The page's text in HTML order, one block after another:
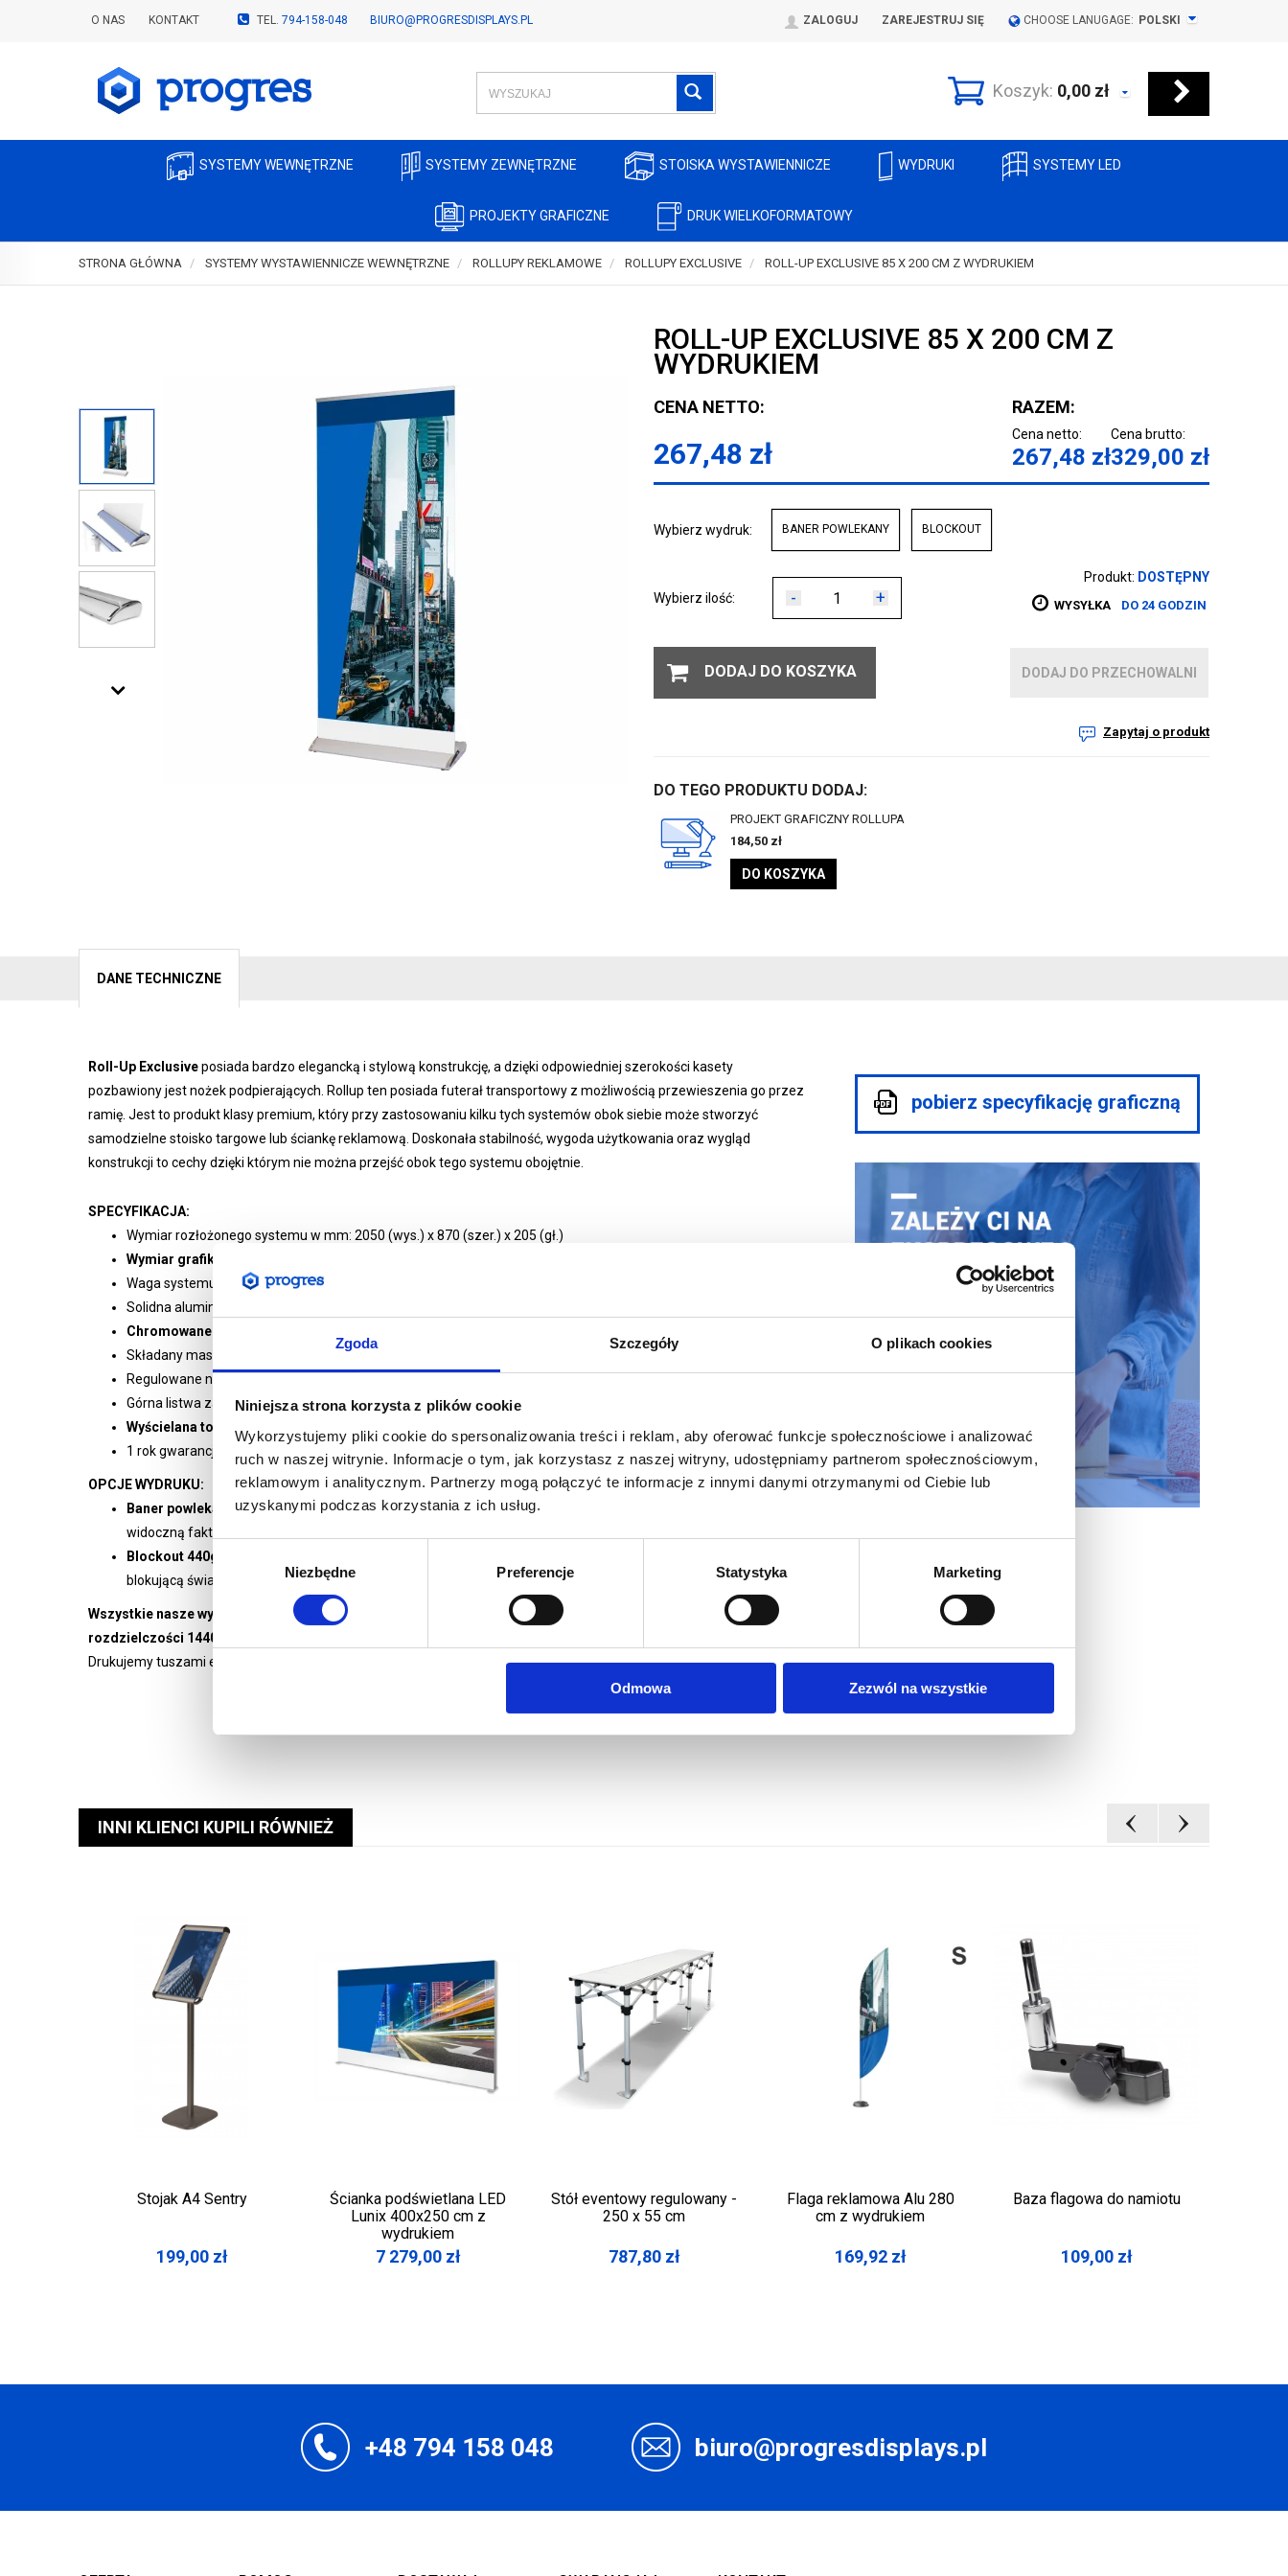
Zgoda Szczegóły O plikach cookies
Niniejsza strona korzysta z plików cookie
Wykorzystujemy pliki cookie do spersonalizowania treści i reklam, aby oferować funkcje społecznościowe i analizować
ruch w naszej witrynie. Informacje o tym, jak korzystasz z naszej witryny, udostępniamy partnerom społecznościowym,
reklamowym i analitycznym. Partnerzy mogą połączyć te informacje z innymi danymi otrzymanymi od Ciebie lub
uzyskanymi podczas korzystania z ich usług.
Niezbędne Preferencje Statystyka Marketing
Odmowa Zezwól na wszystkie
O NAS KONTAKT TEL. 794-158-048 BIURO@PROGRESDISPLAYS.PL ZALOGUJ ZAREJESTRUJ SIĘ CHOOSE LANUGAGE: POLSKI
Koszyk: 0,00 zł
SYSTEMY WEWNĘTRZNE SYSTEMY ZEWNĘTRZNE STOISKA WYSTAWIENNICZE WYDRUKI SYSTEMY LED
PROJEKTY GRAFICZNE DRUK WIELKOFORMATOWY
STRONA GŁÓWNA SYSTEMY WYSTAWIENNICZE WEWNĘTRZNE ROLLUPY REKLAMOWE ROLLUPY EXCLUSIVE ROLL-UP EXCLUSIVE 85 X 200 CM Z WYDRUKIEM
ROLL-UP EXCLUSIVE 85 X 200 CM Z
WYDRUKIEM
CENA NETTO:
267,48 zł
RAZEM:
Cena netto:
267,48 zł
Cena brutto:
329,00 zł
Wybierz wydruk: BANER POWLEKANY BLOCKOUT
Wybierz ilość: - +
Produkt: DOSTĘPNY
WYSYŁKA DO 24 GODZIN
DODAJ DO KOSZYKA DODAJ DO PRZECHOWALNI
Zapytaj o produkt
DO TEGO PRODUKTU DODAJ:
PROJEKT GRAFICZNY ROLLUPA
184,50 zł
DO KOSZYKA
DANE TECHNICZNE
Roll-Up Exclusiveposiada bardzo elegancką i stylową konstrukcję, a dzięki odpowiedniej szerokości kasety
pozbawiony jest nożek podpierających. Rollup ten posiada futerał transportowy z możliwością przewieszenia go przez
ramię. Jest to produkt klasy premium, który przy zastosowaniu kilku tych systemów obok siebie może stworzyć
samodzielne stoisko targowe lub ściankę reklamową. Doskonała stabilność, wygoda użytkowania oraz wygląd
konstrukcji to cechy dzięki którym nie można przejść obok tego systemu obojętnie.
SPECYFIKACJA:
Wymiar rozłożonego systemu w mm: 2050 (wys.) x 870 (szer.) x 205 (gł.)
Wymiar grafiki w mm: 2000 (wys.) x 850 (szer.)
Waga systemu wraz z grafiką: 5 kg
Solidna aluminiowa kaseta poddana anodowaniu
Chromowane plastikowe wykończenie kasety
Składany maszt 3-segmentowy
Regulowane nóżki w przedniej części kasety
Górna listwa zatrzaskowae
Wyścielana torba transportowa w zestawie
1 rok gwarancji
OPCJE WYDRUKU:
Baner powlekany 510g/m2 druk UV -standardowy materiał do rollupów z matowym wykończeniem z lekko
widoczną fakturą
Blockout 440g/m2 druk UV
blokującą światło, grafika nie zawija się na bokach
Wszystkie nasze wydruki są wysokiej jakości, pełnokolorowe, drukowane cyfrowo w technologii UV LED w
rozdzielczości 1440 dpi
Drukujemy tuszami ekologicznymi renomowanych europejskich marek.
pobierz specyfikację graficzną
INNI KLIENCI KUPILI RÓWNIEŻ
Stojak A4 Sentry
199,00 zł
Ścianka podświetlana LED
Lunix 400x250 cm z
wydrukiem
7 279,00 zł
Stół eventowy regulowany -
250 x 55 cm
787,80 zł
Flaga reklamowa Alu 280
cm z wydrukiem
169,92 zł
Baza flagowa do namiotu
109,00 zł
+48 794 158 048 biuro@progresdisplays.pl